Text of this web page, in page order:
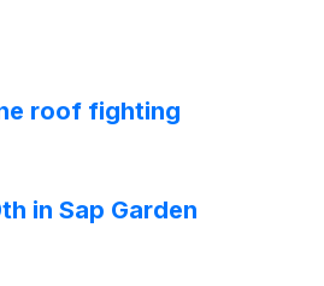
roof fighting
in Sap Garden